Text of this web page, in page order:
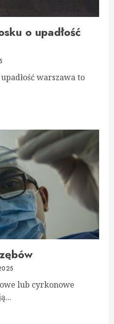
o upadłość
warszawa to
lub cyrkonowe